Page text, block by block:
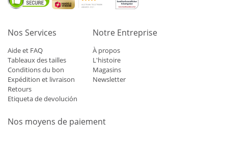
Nos Services
Aide et FAQ
Tableaux des tailles
Conditions du bon
Expédition et livraison
Retours
Etiqueta de devolución
Notre Entreprise
À propos
L'histoire
Magasins
Newsletter
Nos moyens de paiement